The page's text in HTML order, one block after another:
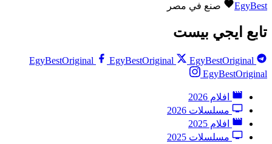
EgyBest
صنع في مصر
تابع ايجي بيست
EgyBestOriginal EgyBestOriginal
EgyBestOriginal
EgyBestOriginal
افلام 2026
مسلسلات 2026
افلام 2025
مسلسلات 2025